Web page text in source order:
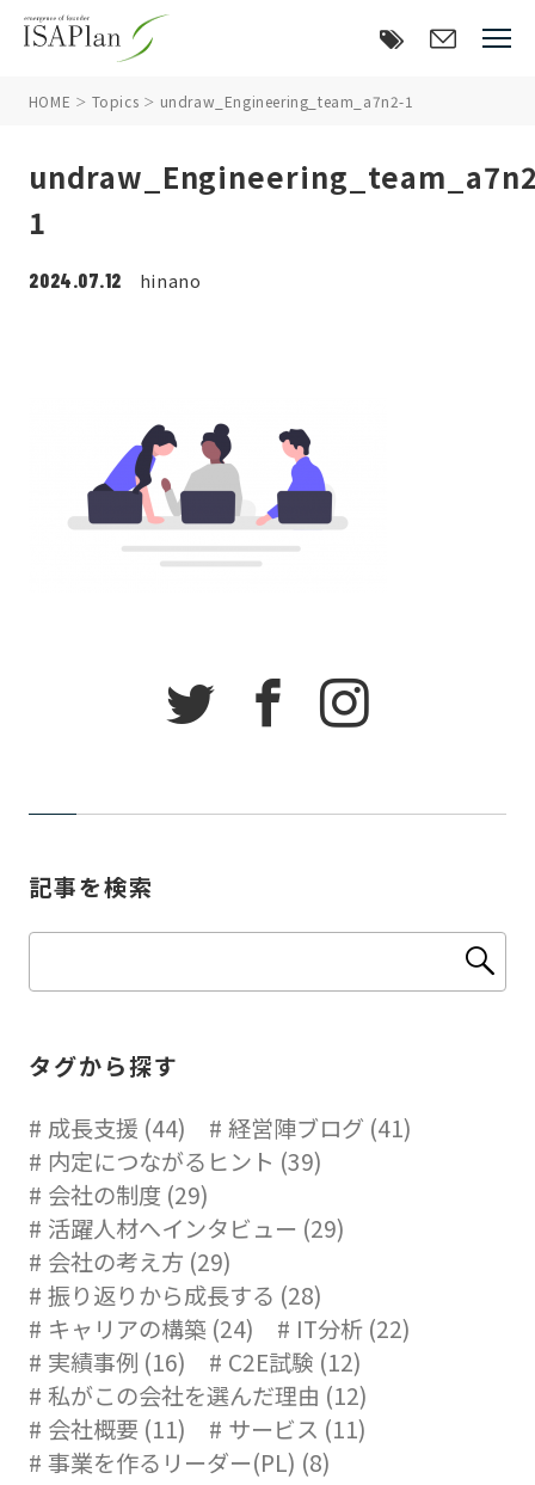
HOME Topics undraw_Engineering_team_a7n2-1
1
2024.07.12 hinano
記事を検索
タグから探す
成長支援 (44)
経営陣ブログ (41)
内定につながるヒント (39)
会社の制度 (29)
活躍人材へインタビュー (29)
会社の考え方 (29)
振り返りから成長する (28)
キャリアの構築 (24)
IT分析 (22)
実績事例 (16)
C2E試験 (12)
私がこの会社を選んだ理由 (12)
会社概要 (11)
サービス (11)
事業を作るリーダー(PL) (8)